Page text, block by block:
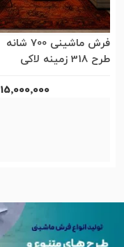
فرش ماشینی 700 شانه
طرح 318 زمینه لاکی
15٬000٬000